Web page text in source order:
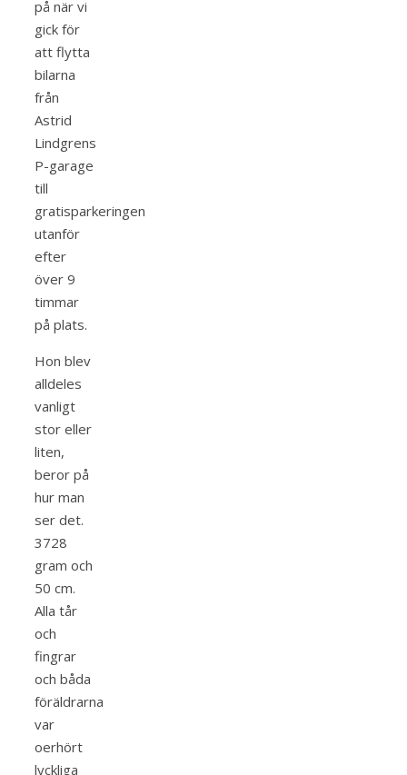
på när vi
gick för
att flytta
bilarna
från
Astrid
Lindgrens
P-garage
till
gratisparkeringen
utanför
efter
över 9
timmar
på plats.
Hon blev
alldeles
vanligt
stor eller
liten,
beror på
hur man
ser det.
3728
gram och
50 cm.
Alla tår
och
fingrar
och båda
föräldrarna
var
oerhört
lyckliga